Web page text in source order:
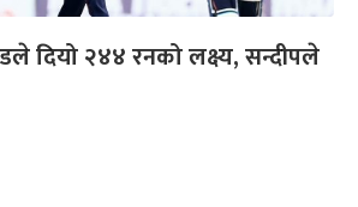
दियो २४४ रनको लक्ष्य, सन्दीपले